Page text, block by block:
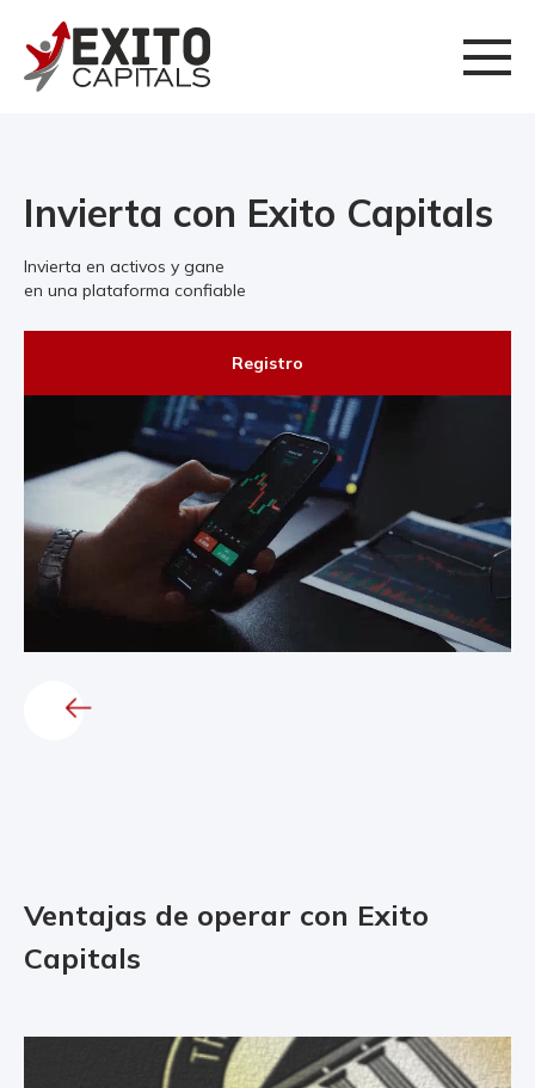
Invierta con Exito Capitals
Invierta en activos y gane
en una plataforma confiable
Registro
Ventajas de operar con Exito
Capitals